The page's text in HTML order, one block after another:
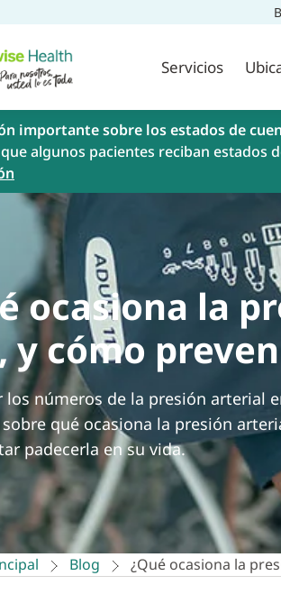
Servicios
importante sobre los estados de
algunos pacientes reciban estados
ocasiona la
y cómo
los números de la presión arterial
qué ocasiona la presión
padecerla en su vida.
Blog ¿Qué ocasiona la